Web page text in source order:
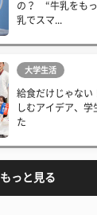
の？ “牛乳をも
乳でスマ...
大学生活
給食だけじゃな
しむアイデア、学
た
もっと見る